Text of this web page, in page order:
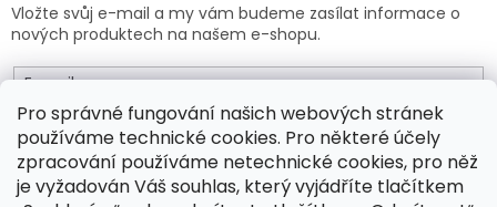
Pro správné fungování našich webových stránek
používáme technické cookies. Pro některé účely
zpracování používáme netechnické cookies, pro něž
je vyžadován Váš souhlas, který vyjádříte tlačítkem
Vložte svůj e-mail a my vám budeme zasílat informace o
nových produktech na našem e-shopu.
E-mail
Vložením e-mailu souhlasíte sobchodními podmínkami .